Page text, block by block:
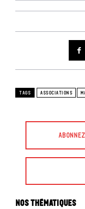
TAGS ASSOCIATIONS
Nos thématiques